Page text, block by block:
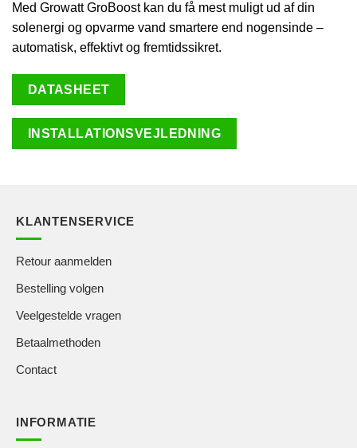
Med Growatt GroBoost kan du få mest muligt ud af din
solenergi og opvarme vand smartere end nogensinde –
automatisk, effektivt og fremtidssikret.
DATASHEET
INSTALLATIONSVEJLEDNING
KLANTENSERVICE
Retour aanmelden
Bestelling volgen
Veelgestelde vragen
Betaalmethoden
Contact
INFORMATIE